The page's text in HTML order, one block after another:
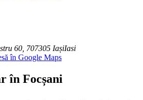
60, 707305 IașiIasi
în Google Maps
în Focșani